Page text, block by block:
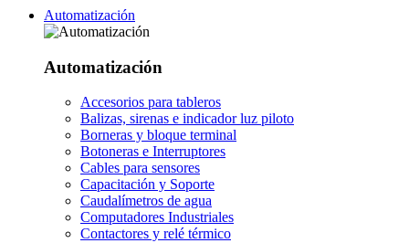
Automatización
Automatización
Accesorios para tableros
Balizas, sirenas e indicador luz piloto
Borneras y bloque terminal
Botoneras e Interruptores
Cables para sensores
Capacitación y Soporte
Caudalímetros de agua
Computadores Industriales
Contactores y relé térmico